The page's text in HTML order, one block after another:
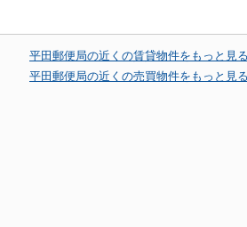
平田郵便局の近くの賃貸物件をもっと見る
平田郵便局の近くの売買物件をもっと見る